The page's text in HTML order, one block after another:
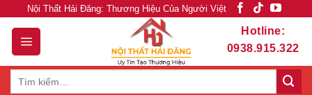
content
Nội Thất Hải Đăng: Thương Hiệu Của Người Việt
Hotline:
0938.915.322